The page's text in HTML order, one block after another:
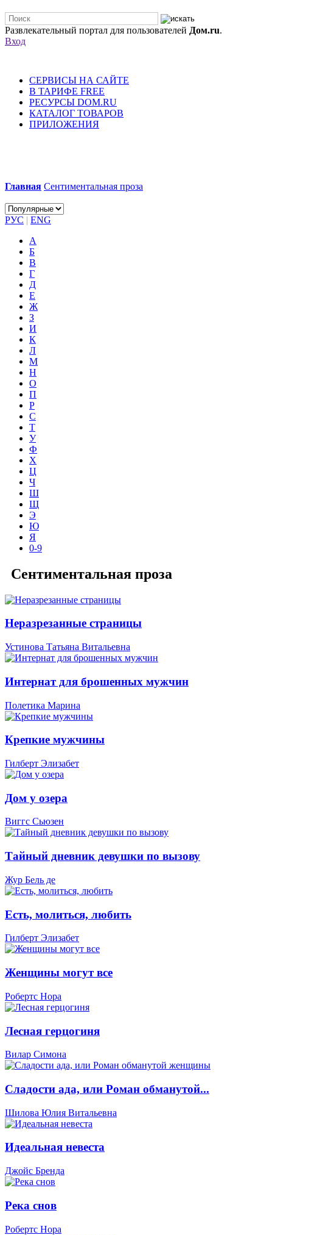
Развлекательный портал для пользователей Дом.ru.
Вход
СЕРВИСЫ НА САЙТЕ
В ТАРИФЕ FREE
РЕСУРСЫ DOM.RU
КАТАЛОГ ТОВАРОВ
ПРИЛОЖЕНИЯ
Главная Сентиментальная проза
РУС | ENG
А
Б
В
Г
Д
Е
Ж
З
И
К
Л
М
Н
О
П
Р
С
Т
У
Ф
Х
Ц
Ч
Ш
Щ
Э
Ю
Я
0-9
Сентиментальная проза
Неразрезанные страницы
Устинова Татьяна Витальевна
Интернат для брошенных мужчин
Полетика Марина
Крепкие мужчины
Гилберт Элизабет
Дом у озера
Виггс Сьюзен
Тайный дневник девушки по вызову
Жур Бель де
Есть, молиться, любить
Гилберт Элизабет
Женщины могут все
Робертс Нора
Лесная герцогиня
Вилар Симона
Сладости ада, или Роман обманутой...
Шилова Юлия Витальевна
Идеальная невеста
Джойс Бренда
Река снов
Робертс Нора